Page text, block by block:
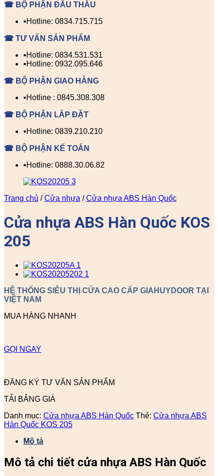
☎ BỘ PHẬN ĐẤU THẦU
▪️Hotline: 0834.715.715
☎ TƯ VẤN SẢN PHẨM
▪️Hotline: 0834.531.531
▪️Hotline: 0932.095.646
☎ BỘ PHẬN GIAO HÀNG
▪️Hotline : 0845.308.308
☎ BỘ PHẬN LẮP ĐẶT
▪️Hotline: 0839.210.210
☎ BỘ PHẬN KẾ TOÁN
▪️Hotline: 0888.30.06.82
Trang chủ / Cửa nhựa / Cửa nhựa ABS Hàn Quốc
Cửa nhựa ABS Hàn Quốc KOS
205
HỆ THỐNG SIÊU THỊ CỬA CAO CẤP GIAHUYDOOR TẠI
VIỆT NAM
MUA HÀNG NHANH
GỌI NGAY
ĐĂNG KÝ TƯ VẤN SẢN PHẨM
TẢI BẢNG GIÁ
Danh mục: Cửa nhựa ABS Hàn Quốc Thẻ: Cửa nhựa ABS
Hàn Quốc KOS 205
Mô tả
Mô tả chi tiết cửa nhựa ABS Hàn Quốc